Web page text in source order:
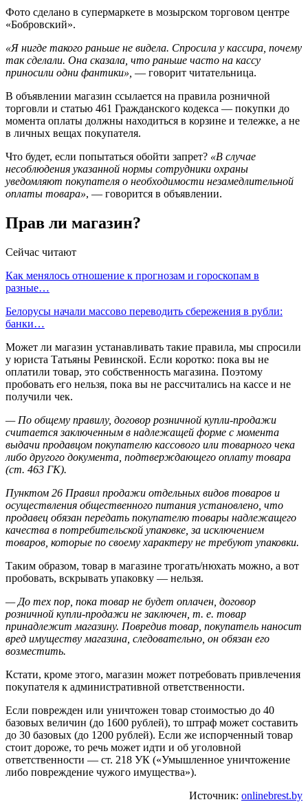
Фото сделано в супермаркете в мозырском торговом центре
«Бобровский».
«Я нигде такого раньше не видела. Спросила у кассира, почему
так сделали. Она сказала, что раньше часто на кассу
приносили одни фантики», — говорит читательница.
В объявлении магазин ссылается на правила розничной
торговли и статью 461 Гражданского кодекса — покупки до
момента оплаты должны находиться в корзине и тележке, а не
в личных вещах покупателя.
Что будет, если попытаться обойти запрет? «В случае
несоблюдения указанной нормы сотрудники охраны
уведомляют покупателя о необходимости незамедлительной
оплаты товара», — говорится в объявлении.
Прав ли магазин?
Сейчас читают
Как менялось отношение к прогнозам и гороскопам в
разные…
Белорусы начали массово переводить сбережения в рубли:
банки…
Может ли магазин устанавливать такие правила, мы спросили
у юриста Татьяны Ревинской. Если коротко: пока вы не
оплатили товар, это собственность магазина. Поэтому
пробовать его нельзя, пока вы не рассчитались на кассе и не
получили чек.
— По общему правилу, договор розничной купли-продажи
считается заключенным в надлежащей форме с момента
выдачи продавцом покупателю кассового или товарного чека
либо другого документа, подтверждающего оплату товара
(ст. 463 ГК).
Пунктом 26 Правил продажи отдельных видов товаров и
осуществления общественного питания установлено, что
продавец обязан передать покупателю товары надлежащего
качества в потребительской упаковке, за исключением
товаров, которые по своему характеру не требуют упаковки.
Таким образом, товар в магазине трогать/нюхать можно, а вот
пробовать, вскрывать упаковку — нельзя.
— До тех пор, пока товар не будет оплачен, договор
розничной купли-продажи не заключен, т. е. товар
принадлежит магазину. Повредив товар, покупатель наносит
вред имуществу магазина, следовательно, он обязан его
возместить.
Кстати, кроме этого, магазин может потребовать привлечения
покупателя к административной ответственности.
Если поврежден или уничтожен товар стоимостью до 40
базовых величин (до 1600 рублей), то штраф может составить
до 30 базовых (до 1200 рублей). Если же испорченный товар
стоит дороже, то речь может идти и об уголовной
ответственности — ст. 218 УК («Умышленное уничтожение
либо повреждение чужого имущества»).
Источник: onlinebrest.by